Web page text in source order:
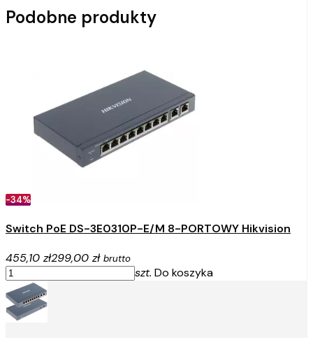
Podobne produkty
-34%
Switch PoE DS-3E0310P-E/M 8-PORTOWY Hikvision
455,10 zł299,00 zł brutto
szt. Do koszyka